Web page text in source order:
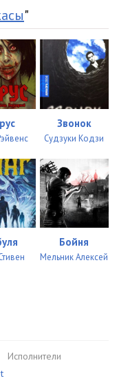
"
Звонок
Судзуки Кодзи
Бойня
Мельник Алексей
Исполнители